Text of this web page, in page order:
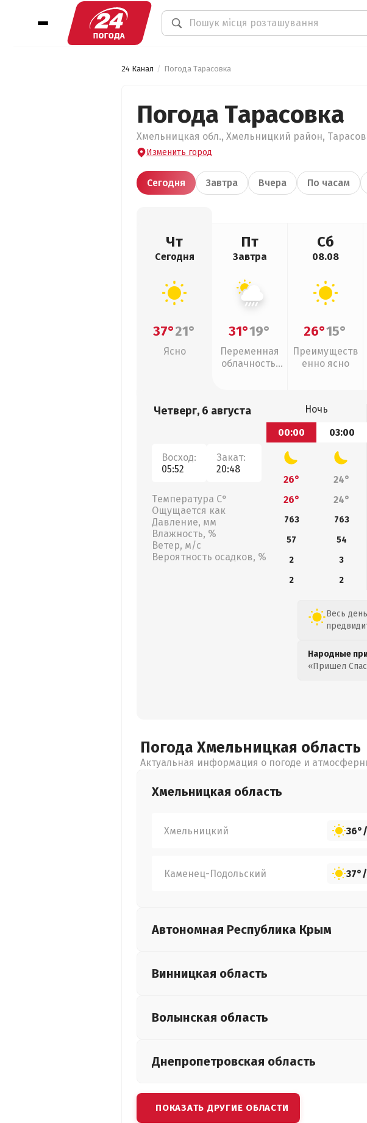
24 Канал Погода Тарасовка
Погода Тарасовка
Хмельницкая обл., Хмельницкий район,
Изменить город
Сегодня Завтра Вчера По часам
Чт
Сегодня
37°21°
Ясно
Пт
Завтра
31°19°
Переменная
облачность,
Сб
08.08
26°15°
Преимуществ
енно ясно
Четверг, 6 августа
Восход:
05:52
Закат:
20:48
Температура С°
Ощущается как
Давление, мм
Влажность, %
Ветер, м/с
Вероятность осадков, %
Ночь
00:00
03:00
26° 24°
26°
24°
763 763
57
54
2
3
2
2
Весь
Народные
«Пришел
Погода Хмельницкая область
Актуальная информация о погоде и
Хмельницкая область
Хмельницкий 36°/
Каменец-Подольский 37°/
Автономная Республика Крым
Винницкая область
Волынская область
Днепропетровская область
ПОКАЗАТЬ ДРУГИЕ ОБЛАСТИ